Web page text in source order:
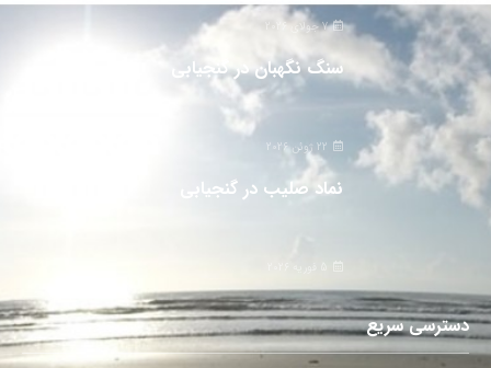
7 جولای 2026
سنگ نگهبان در گنجیابی
22 ژوئن 2026
نماد صلیب در گنجیابی
دسترسی سریع